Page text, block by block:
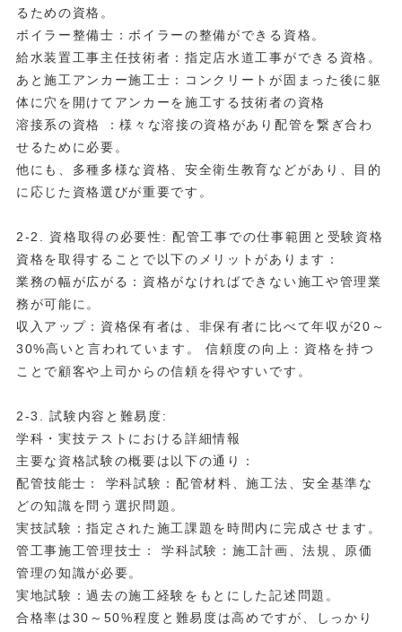
るための資格。
ボイラー整備士：ボイラーの整備ができる資格。
給水装置工事主任技術者：指定店水道工事ができる資格。
あと施工アンカー施工士：コンクリートが固まった後に躯
体に穴を開けてアンカーを施工する技術者の資格
溶接系の資格 ：様々な溶接の資格があり配管を繋ぎ合わ
せるために必要。
他にも、多種多様な資格、安全衛生教育などがあり、目的
に応じた資格選びが重要です。
2-2. 資格取得の必要性: 配管工事での仕事範囲と受験資格
資格を取得することで以下のメリットがあります：
業務の幅が広がる：資格がなければできない施工や管理業
務が可能に。
収入アップ：資格保有者は、非保有者に比べて年収が20～
30%高いと言われています。 信頼度の向上：資格を持つ
ことで顧客や上司からの信頼を得やすいです。
2-3. 試験内容と難易度:
学科・実技テストにおける詳細情報
主要な資格試験の概要は以下の通り：
配管技能士： 学科試験：配管材料、施工法、安全基準な
どの知識を問う選択問題。
実技試験：指定された施工課題を時間内に完成させます。
管工事施工管理技士： 学科試験：施工計画、法規、原価
管理の知識が必要。
実地試験：過去の施工経験をもとにした記述問題。
合格率は30～50%程度と難易度は高めですが、しっかり